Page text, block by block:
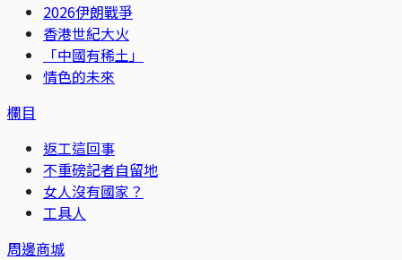
2026伊朗戰爭
香港世紀大火
「中國有稀土」
情色的未來
欄目
返工這回事
不重磅記者自留地
女人沒有國家？
工具人
周邊商城